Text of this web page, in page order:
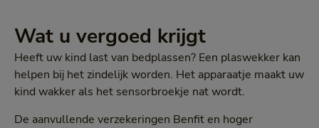
Wat u vergoed krijgt
Heeft uw kind last van bedplassen? Een plaswekker kan
helpen bij het zindelijk worden. Het apparaatje maakt uw
kind wakker als het sensorbroekje nat wordt.
De aanvullende verzekeringen Benfit en hoger